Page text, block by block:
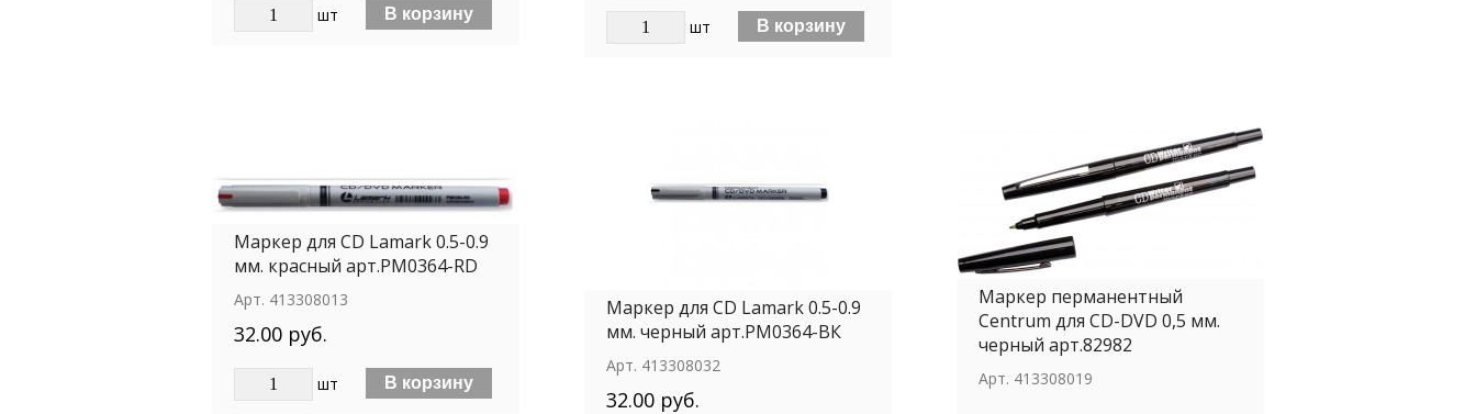
шт
шт
Маркер для СD Lamark 0.5-0.9
мм. красный арт.PM0364-RD
Арт. 413308013
32.00 руб.
шт
Маркер для СD Lamark 0.5-0.9
мм. черный арт.РМ0364-BК
Арт. 413308032
32.00 руб.
Маркер перманентный
Centrum для CD-DVD 0,5 мм.
черный арт.82982
Арт. 413308019